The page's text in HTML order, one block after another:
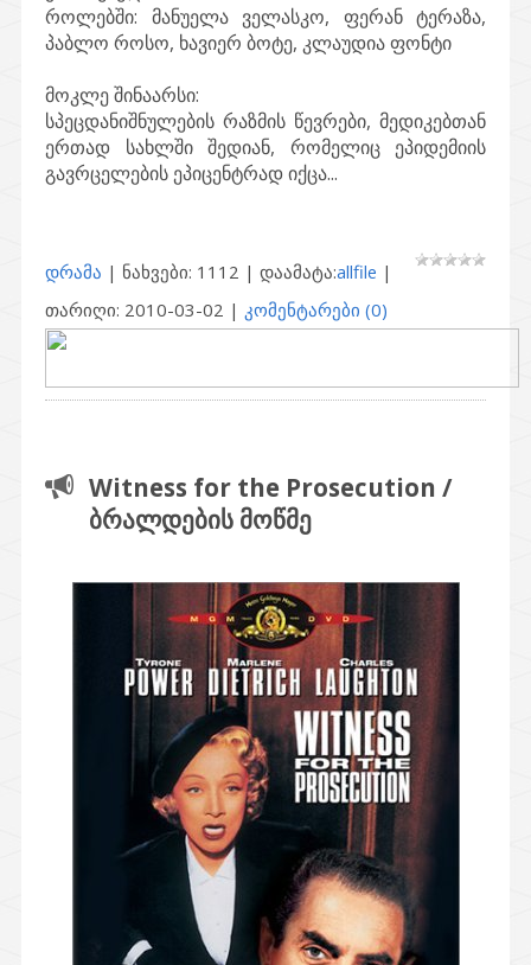
როლებში: მანუელა ველასკო, ფერან ტერაზა,
პაბლო როსო, ხავიერ ბოტე, კლაუდია ფონტი
მოკლე შინაარსი:
სპეცდანიშნულების რაზმის წევრები, მედიკებთან
ერთად სახლში შედიან, რომელიც ეპიდემიის
გავრცელების ეპიცენტრად იქცა...
დრამა | ნახვები: 1112 | დაამატა:allfile |
თარიღი: 2010-03-02 | კომენტარები (0)
Witness for the Prosecution /
ბრალდების მოწმე